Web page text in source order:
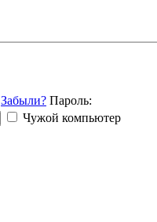
Забыли? Пароль:
Чужой компьютер